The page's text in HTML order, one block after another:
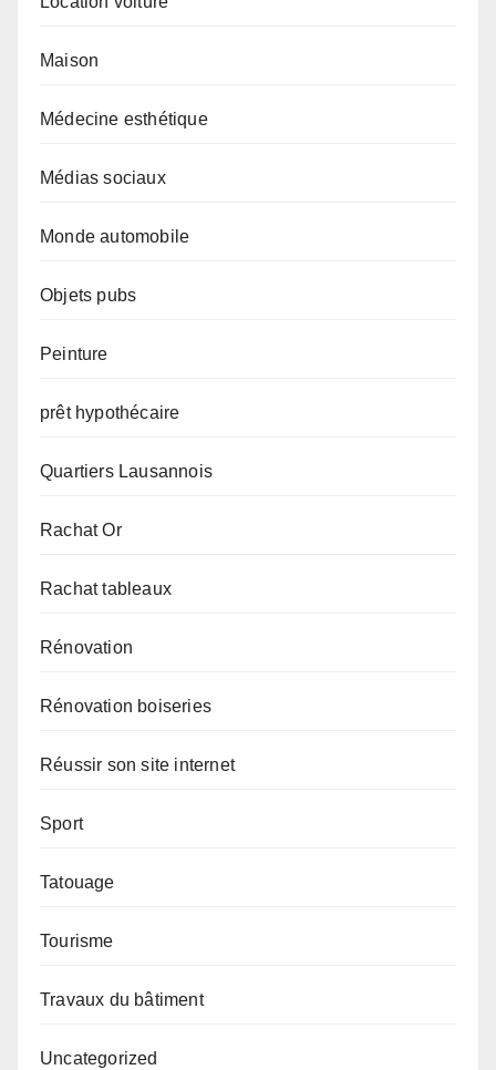
Maison
Médecine esthétique
Médias sociaux
Monde automobile
Objets pubs
Peinture
prêt hypothécaire
Quartiers Lausannois
Rachat Or
Rachat tableaux
Rénovation
Rénovation boiseries
Réussir son site internet
Sport
Tatouage
Tourisme
Travaux du bâtiment
Uncategorized